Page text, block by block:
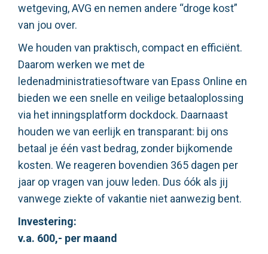
wetgeving, AVG en nemen andere “droge kost”
van jou over.
We houden van praktisch, compact en efficiënt.
Daarom werken we met de
ledenadministratiesoftware van Epass Online en
bieden we een snelle en veilige betaaloplossing
via het inningsplatform dockdock. Daarnaast
houden we van eerlijk en transparant: bij ons
betaal je één vast bedrag, zonder bijkomende
kosten. We reageren bovendien 365 dagen per
jaar op vragen van jouw leden. Dus óók als jij
vanwege ziekte of vakantie niet aanwezig bent.
Investering:
v.a. 600,- per maand